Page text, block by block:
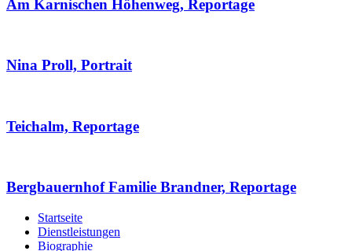
Am Karnischen Höhenweg, Reportage
Nina Proll, Portrait
Teichalm, Reportage
Bergbauernhof Familie Brandner, Reportage
Startseite
Dienstleistungen
Biographie